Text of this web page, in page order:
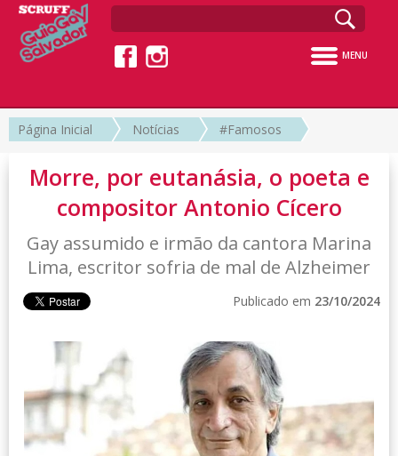
MENU
Página Inicial Notícias #Famosos
Morre, por eutanásia, o poeta e
compositor Antonio Cícero
Gay assumido e irmão da cantora Marina
Lima, escritor sofria de mal de Alzheimer
Publicado em 23/10/2024